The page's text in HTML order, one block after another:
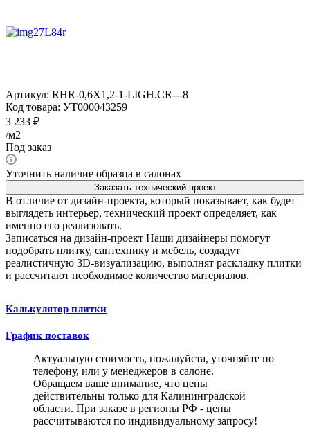
Артикул: RHR-0,6X1,2-1-LIGH.CR---8
Код товара: УТ000043259
3 233 ₽
/м2
Под заказ
Уточнить наличие образца в салонах
Заказать технический проект
В отличие от дизайн-проекта, который показывает, как будет
выглядеть интерьер, технический проект определяет, как
именно его реализовать.
Записаться на дизайн-проект Наши дизайнеры помогут
подобрать плитку, сантехнику и мебель, создадут
реалистичную 3D-визуализацию, выполнят раскладку плитки
и рассчитают необходимое количество материалов.
Калькулятор плитки
График поставок
Актуальную стоимость, пожалуйста, уточняйте по
телефону, или у менеджеров в салоне.
Обращаем ваше внимание, что цены
действительны только для Калининградской
области. При заказе в регионы РФ - цены
рассчитываются по индивидуальному запросу!